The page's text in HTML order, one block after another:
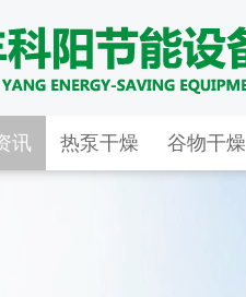
讯 热泵干燥 谷物干燥